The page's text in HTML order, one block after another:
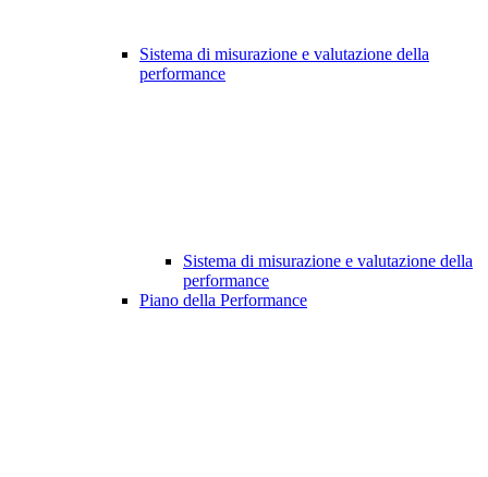
Sistema di misurazione e valutazione della
performance
Sistema di misurazione e valutazione della
performance
Piano della Performance